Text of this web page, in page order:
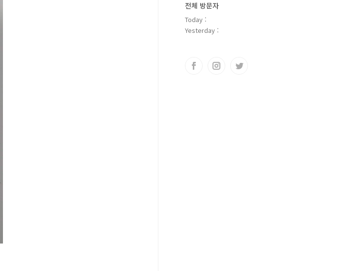
전체 방문자
Today :
Yesterday :